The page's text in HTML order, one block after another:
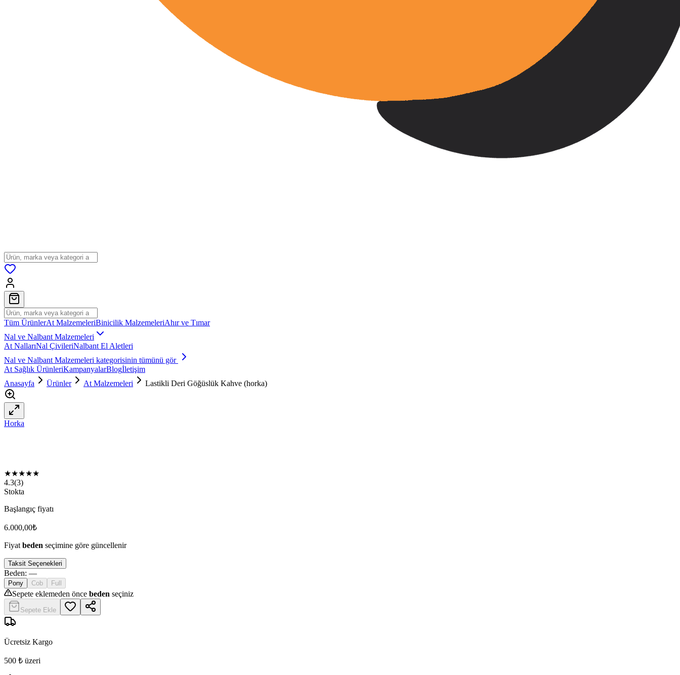
Tüm ÜrünlerAt MalzemeleriBinicilik MalzemeleriAhır ve Tımar
Nal ve Nalbant Malzemeleri
At NallarıNal ÇivileriNalbant El Aletleri
Nal ve Nalbant Malzemeleri kategorisinin tümünü gör
At Sağlık ÜrünleriKampanyalarBlogİletişim
Anasayfa
Ürünler At Malzemeleri Lastikli Deri Göğüslük Kahve (horka)
Horka
★★★★★
4.3(3)
Stokta
Başlangıç fiyatı
6.000,00₺
Fiyat beden seçimine göre güncellenir
Taksit Seçenekleri
Beden: —
Pony Cob Full
Sepete eklemeden önce beden seçiniz
Sepete Ekle
Ücretsiz Kargo
500 ₺ üzeri